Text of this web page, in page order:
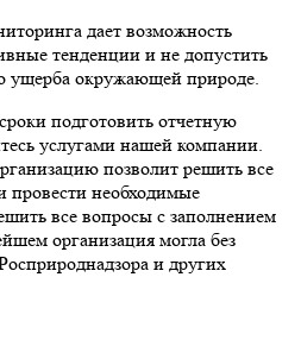
дает возможность
тенденции и не допустить
ущерба окружающей природе.
подготовить отчетную
услугами нашей компании.
позволит решить все
провести необходимые
все вопросы с заполнением
организация могла без
и других